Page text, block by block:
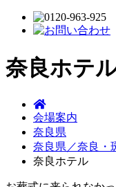
奈良ホテ
会場案内
奈良県
奈良県／奈良・
奈良ホテル